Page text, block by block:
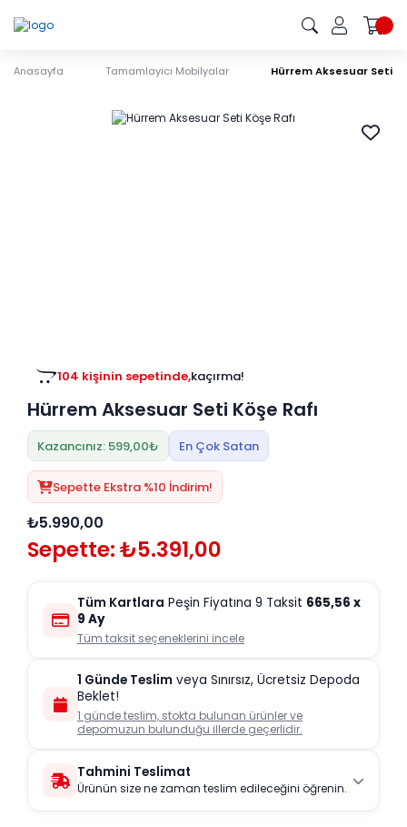
Anasayfa Tamamlayıcı Mobilyalar Hürrem Aksesuar Seti
104 kişinin sepetinde,kaçırma!
Hürrem Aksesuar Seti Köşe Rafı
Kazancınız: 599,00₺ En Çok Satan
Sepette Ekstra %10 İndirim!
₺5.990,00
Sepette: ₺5.391,00
Tüm Kartlara Peşin Fiyatına 9 Taksit 665,56 x
9 Ay
Tüm taksit seçeneklerini incele
1 Günde Teslim veya Sınırsız, Ücretsiz Depoda
Beklet!
1 günde teslim, stokta bulunan ürünler ve
depomuzun bulunduğu illerde geçerlidir.
Tahmini Teslimat
Ürünün size ne zaman teslim edileceğini öğrenin.